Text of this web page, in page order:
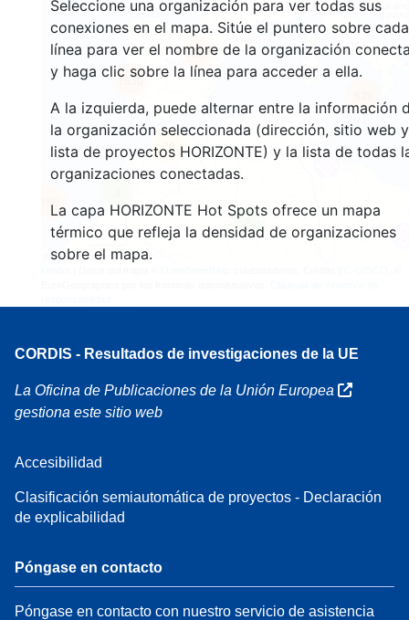
Seleccione una organización para ver todas sus
conexiones en el mapa. Sitúe el puntero sobre cada
línea para ver el nombre de la organización
y haga clic sobre la línea para acceder a ella.
A la izquierda, puede alternar entre la información
la organización seleccionada (dirección, sitio web y
lista de proyectos HORIZONTE) y la lista de todas
organizaciones conectadas.
La capa HORIZONTE Hot Spots ofrece un mapa
térmico que refleja la densidad de organizaciones
sobre el mapa.
7
160
70
1530
6281
CORDIS - Resultados de investigaciones de la UE
La Oficina de Publicaciones de la Unión Europea
gestiona este sitio web
Accesibilidad
Clasificación semiautomática de proyectos - Declaración
de explicabilidad
Póngase en contacto
Póngase en contacto con nuestro servicio de asistencia